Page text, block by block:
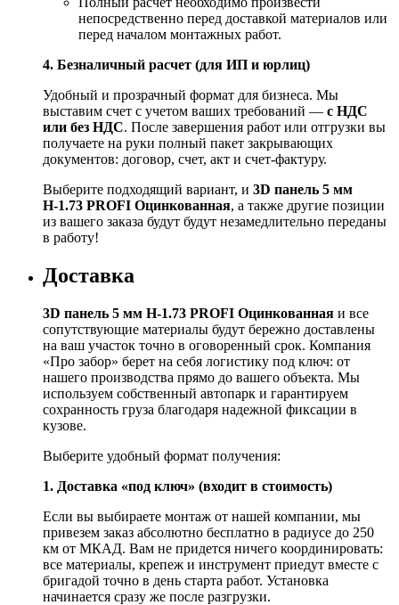
непосредственно перед доставкой материалов или
перед началом монтажных работ.
4. Безналичный расчет (для ИП и юрлиц)
Удобный и прозрачный формат для бизнеса. Мы
выставим счет с учетом ваших требований — с НДС
или без НДС. После завершения работ или отгрузки вы
получаете на руки полный пакет закрывающих
документов: договор, счет, акт и счет‑фактуру.
Выберите подходящий вариант, и 3D панель 5 мм
Н-1.73 PROFI Оцинкованная, а также другие позиции
из вашего заказа будут будут незамедлительно переданы
в работу!
Доставка
3D панель 5 мм Н-1.73 PROFI Оцинкованная и все
сопутствующие материалы будут бережно доставлены
на ваш участок точно в оговоренный срок. Компания
«Про забор» берет на себя логистику под ключ: от
нашего производства прямо до вашего объекта. Мы
используем собственный автопарк и гарантируем
сохранность груза благодаря надежной фиксации в
кузове.
Выберите удобный формат получения:
1. Доставка «под ключ» (входит в стоимость)
Если вы выбираете монтаж от нашей компании, мы
привезем заказ абсолютно бесплатно в радиусе до 250
км от МКАД. Вам не придется ничего координировать:
все материалы, крепеж и инструмент приедут вместе с
бригадой точно в день старта работ. Установка
начинается сразу же после разгрузки.